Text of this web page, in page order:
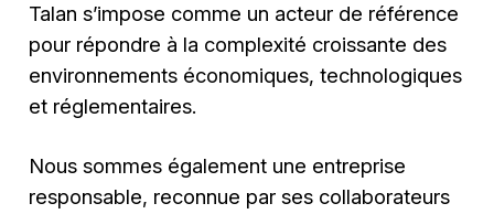
Talan s’impose comme un acteur de référence
pour répondre à la complexité croissante des
environnements économiques, technologiques
et réglementaires.
Nous sommes également une entreprise
responsable, reconnue par ses collaborateurs